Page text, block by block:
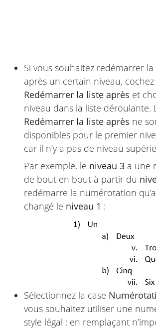
Si vous souhaitez redémarrer
après un certain niveau, cochez
Redémarrer la liste après et
niveau dans la liste déroulante.
Redémarrer la liste après ne
disponibles pour le premier
car il n’y a pas de niveau
Par exemple, le niveau 3 a une
de bout en bout à partir du
redémarre la numérotation
changé le niveau 1 :
Sélectionnez la case
vous souhaitez utiliser une
style légal : en remplaçant